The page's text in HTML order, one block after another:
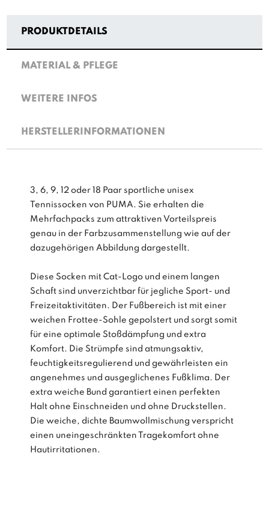
PRODUKTDETAILS
MATERIAL & PFLEGE
WEITERE INFOS
HERSTELLERINFORMATIONEN
3, 6, 9, 12 oder 18 Paar sportliche unisex
Tennissocken von PUMA. Sie erhalten die
Mehrfachpacks zum attraktiven Vorteilspreis
genau in der Farbzusammenstellung wie auf der
dazugehörigen Abbildung dargestellt.
Diese Socken mit Cat-Logo und einem langen
Schaft sind unverzichtbar für jegliche Sport- und
Freizeitaktivitäten. Der Fußbereich ist mit einer
weichen Frottee-Sohle gepolstert und sorgt somit
für eine optimale Stoßdämpfung und extra
Komfort. Die Strümpfe sind atmungsaktiv,
feuchtigkeitsregulierend und gewährleisten ein
angenehmes und ausgeglichenes Fußklima. Der
extra weiche Bund garantiert einen perfekten
Halt ohne Einschneiden und ohne Druckstellen.
Die weiche, dichte Baumwollmischung verspricht
einen uneingeschränkten Tragekomfort ohne
Hautirritationen.